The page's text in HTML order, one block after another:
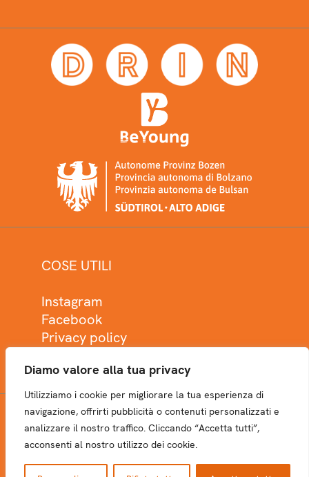
Diamo valore alla tua privacy
Utilizziamo i cookie per migliorare la tua esperienza di
navigazione, offrirti pubblicità o contenuti personalizzati e
analizzare il nostro traffico. Cliccando “Accetta tutti”,
acconsenti al nostro utilizzo dei cookie.
COSE UTILI
Instagram
Facebook
Privacy policy
NEWSLETTER